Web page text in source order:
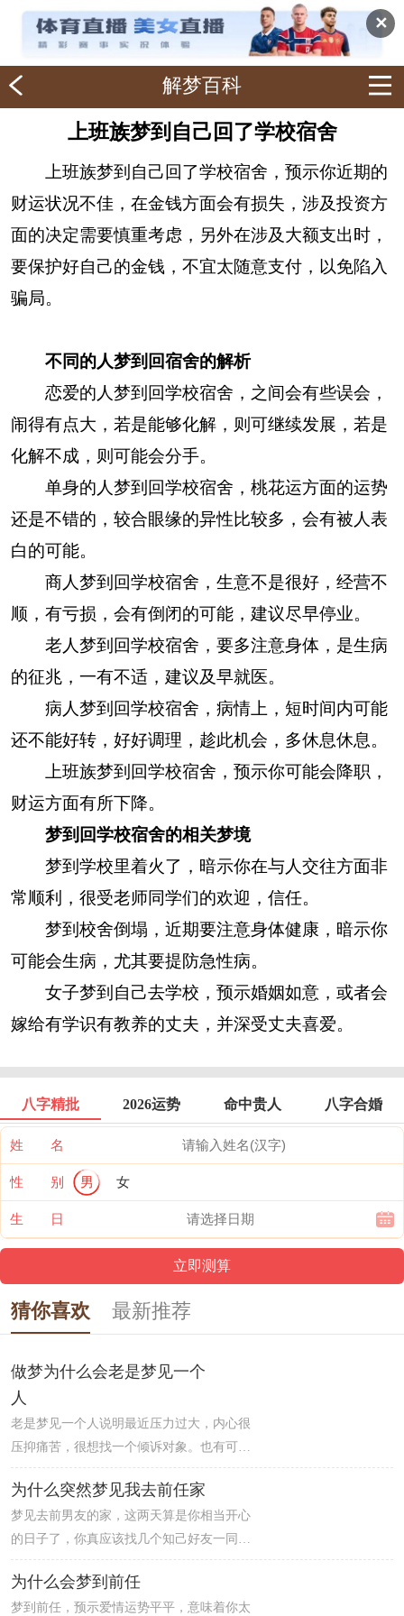
✕
解梦百科
上班族梦到自己回了学校宿舍
上班族梦到自己回了学校宿舍，预示你近期的
财运状况不佳，在金钱方面会有损失，涉及投资方
面的决定需要慎重考虑，另外在涉及大额支出时，
要保护好自己的金钱，不宜太随意支付，以免陷入
骗局。
不同的人梦到回宿舍的解析
恋爱的人梦到回学校宿舍，之间会有些误会，
闹得有点大，若是能够化解，则可继续发展，若是
化解不成，则可能会分手。
单身的人梦到回学校宿舍，桃花运方面的运势
还是不错的，较合眼缘的异性比较多，会有被人表
白的可能。
商人梦到回学校宿舍，生意不是很好，经营不
顺，有亏损，会有倒闭的可能，建议尽早停业。
老人梦到回学校宿舍，要多注意身体，是生病
的征兆，一有不适，建议及早就医。
病人梦到回学校宿舍，病情上，短时间内可能
还不能好转，好好调理，趁此机会，多休息休息。
上班族梦到回学校宿舍，预示你可能会降职，
财运方面有所下降。
梦到回学校宿舍的相关梦境
梦到学校里着火了，暗示你在与人交往方面非
常顺利，很受老师同学们的欢迎，信任。
梦到校舍倒塌，近期要注意身体健康，暗示你
可能会生病，尤其要提防急性病。
女子梦到自己去学校，预示婚姻如意，或者会
嫁给有学识有教养的丈夫，并深受丈夫喜爱。
八字精批 2026运势 命中贵人 八字合婚
姓 名
性 别 男 女
生 日
猜你喜欢 最新推荐
做梦为什么会老是梦见一个
人
老是梦见一个人说明最近压力过大，内心很
压抑痛苦，很想找一个倾诉对象。也有可能
是因为这个人在你的现实生活中占据了很大
的比例和篇幅，所以在你的潜意识里面，已
经有了他的存在，无所不在。也是新的开始
的暗示。工作、恋爱上都可得到新的开始。
一直以来困扰的问题也可能得到解决，是个
好梦。
为什么突然梦见我去前任家
梦见去前男友的家，这两天算是你相当开心
的日子了，你真应该找几个知己好友一同出
去玩玩的。另外，在职场上的你可能也会有
着与上司/老师亲切沟通的样子。
为什么会梦到前任
梦到前任，预示爱情运势平平，意味着你太